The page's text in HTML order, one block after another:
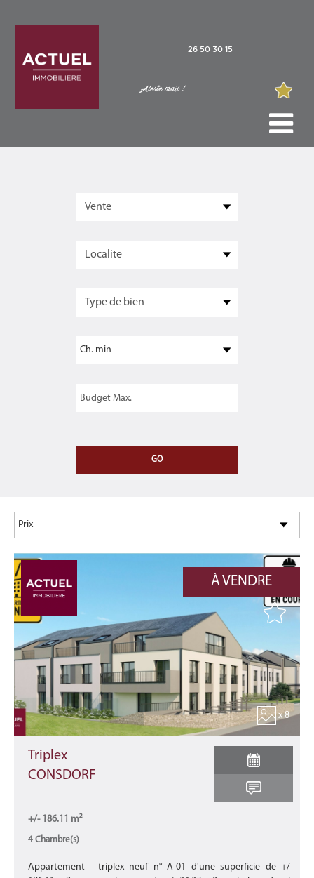
26 50 30 15
Alerte mail !
À VENDRE
x 8
Triplex
CONSDORF
+/- 186.11 m²
4 Chambre(s)
Appartement - triplex neuf n° A-01 d'une superficie de +/-